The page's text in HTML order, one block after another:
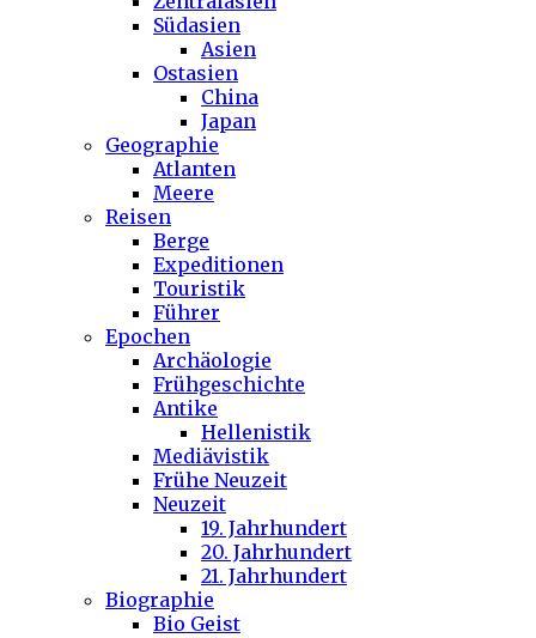
Südasien
Asien
Ostasien
China
Japan
Geographie
Atlanten
Meere
Reisen
Berge
Expeditionen
Touristik
Führer
Epochen
Archäologie
Frühgeschichte
Antike
Hellenistik
Mediävistik
Frühe Neuzeit
Neuzeit
19. Jahrhundert
20. Jahrhundert
21. Jahrhundert
Biographie
Bio Geist